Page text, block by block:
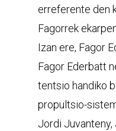
erreferente den
Fagorrek
Izan ere, Fagor
Fagor Ederbatt
tentsio handiko
propultsio-
Jordi